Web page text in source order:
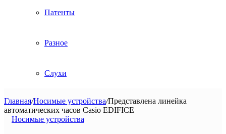
Патенты
Разное
Слухи
Главная/Носимые устройства/Представлена линейка
автоматических часов Casio EDIFICE
Носимые устройства